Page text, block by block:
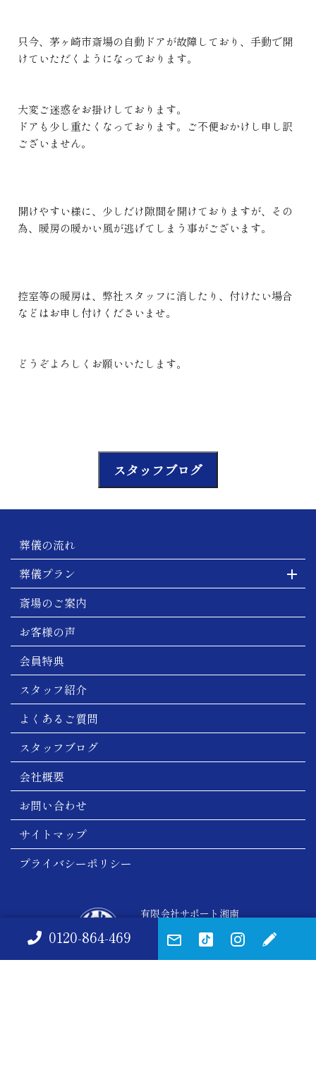
只今、茅ヶ崎市斎場の自動ドアが故障しており、手動で開
けていただくようになっております。
大変ご迷惑をお掛けしております。
ドアも少し重たくなっております。ご不便おかけし申し訳
ございません。
開けやすい様に、少しだけ隙間を開けておりますが、その
為、暖房の暖かい風が逃げてしまう事がございます。
控室等の暖房は、弊社スタッフに消したり、付けたい場合
などはお申し付けくださいませ。
どうぞよろしくお願いいたします。
スタッフブログ
0120-864-469
葬儀の流れ
葬儀プラン
斎場のご案内
お客様の声
会員特典
スタッフ紹介
よくあるご質問
スタッフブログ
会社概要
お問い合わせ
サイトマップ
プライバシーポリシー
有限会社サポート湘南
絆のホール